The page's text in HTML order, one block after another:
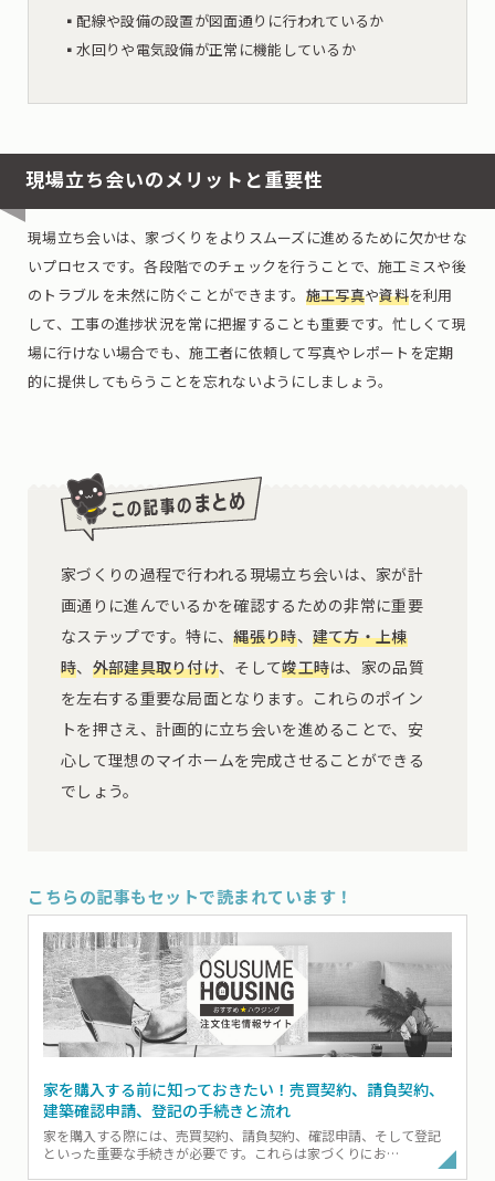
▪︎配線や設備の設置が図面通りに行われているか
▪︎水回りや電気設備が正常に機能しているか
現場立ち会いのメリットと重要性
現場立ち会いは、家づくりをよりスムーズに進めるために欠かせな
いプロセスです。各段階でのチェックを行うことで、施工ミスや後
のトラブルを未然に防ぐことができます。 施工写真や資料を利用
して、工事の進捗状況を常に把握することも重要です。忙しくて現
場に行けない場合でも、施工者に依頼して写真やレポートを定期
的に提供してもらうことを忘れないようにしましょう。
家づくりの過程で行われる現場立ち会いは、家が計
画通りに進んでいるかを確認するための非常に重要
なステップです。特に、縄張り時、 建て方・上棟
時、 外部建具取り付け、そして竣工時は、家の品質
を左右する重要な局面となります。これらのポイン
トを押さえ、計画的に立ち会いを進めることで、安
心して理想のマイホームを完成させることができる
でしょう。
こちらの記事もセットで読まれています！
家を購入する前に知っておきたい！売買契約、請負契約、
建築確認申請、登記の手続きと流れ
家を購入する際には、売買契約、請負契約、確認申請、そして登記
といった重要な手続きが必要です。これらは家づくりにお…